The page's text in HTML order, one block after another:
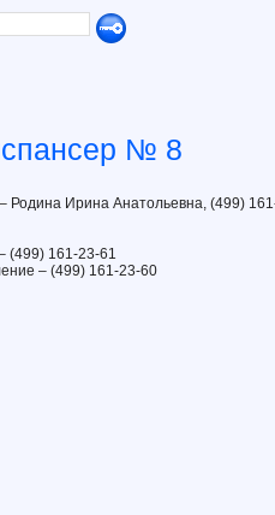
№ 8
Родина Ирина Анатольевна, (499)
(499) 161-23-61
– (499) 161-23-60